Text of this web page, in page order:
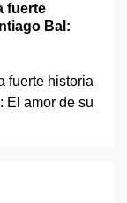
fuerte
Bal: